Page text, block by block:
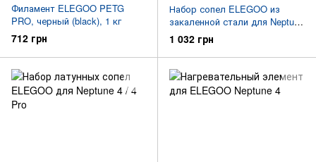
Филамент ELEGOO PETG
PRO, черный (black), 1 кг
712 грн
Набор сопел ELEGOO из
закаленной стали для Neptune
4 / 4 Pro
1 032 грн